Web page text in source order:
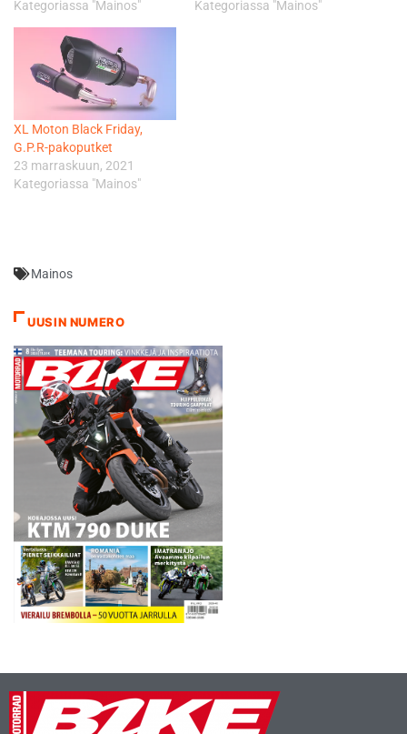
Kategoriassa "Mainos"
Kategoriassa "Mainos"
XL Moton Black Friday,
G.P.R-pakoputket
23 marraskuun, 2021
Kategoriassa "Mainos"
Mainos
UUSIN NUMERO